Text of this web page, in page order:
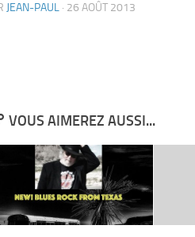
JEAN-PAUL · 26 AOÛT 2013
VOUS AIMEREZ AUSSI...